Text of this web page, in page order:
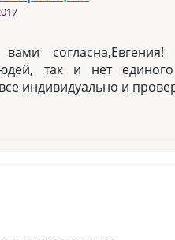
так и нет
индивидуально и